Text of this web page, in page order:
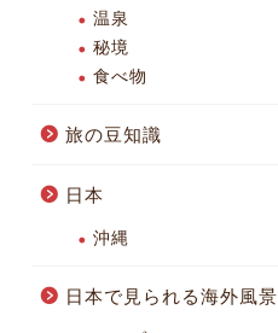
温泉
秘境
食べ物
旅の豆知識
日本
沖縄
日本で見られる海外風景